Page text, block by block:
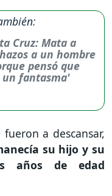
Cruz: Mata a
a un hombre
pensó que
un fantasma'
a descansar,
su hijo y su
años de edad